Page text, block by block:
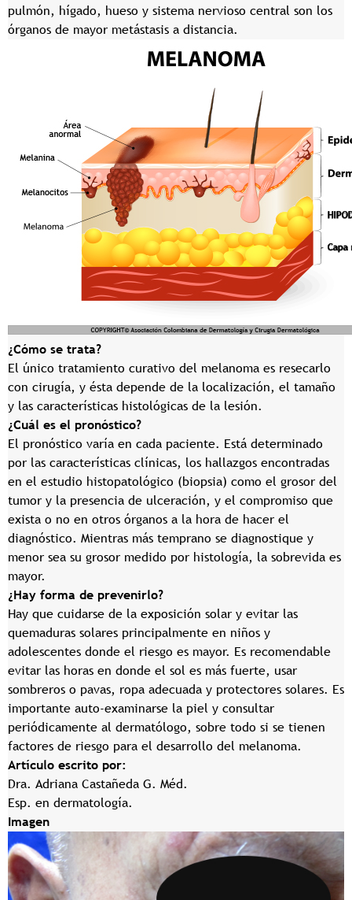
pulmón, hígado, hueso y sistema nervioso central son los
órganos de mayor metástasis a distancia.
¿Cómo se trata?
El único tratamiento curativo del melanoma es resecarlo
con cirugía, y ésta depende de la localización, el tamaño
y las características histológicas de la lesión.
¿Cuál es el pronóstico?
El pronóstico varía en cada paciente. Está determinado
por las características clínicas, los hallazgos encontradas
en el estudio histopatológico (biopsia) como el grosor del
tumor y la presencia de ulceración, y el compromiso que
exista o no en otros órganos a la hora de hacer el
diagnóstico. Mientras más temprano se diagnostique y
menor sea su grosor medido por histología, la sobrevida es
mayor.
¿Hay forma de prevenirlo?
Hay que cuidarse de la exposición solar y evitar las
quemaduras solares principalmente en niños y
adolescentes donde el riesgo es mayor. Es recomendable
evitar las horas en donde el sol es más fuerte, usar
sombreros o pavas, ropa adecuada y protectores solares. Es
importante auto-examinarse la piel y consultar
periódicamente al dermatólogo, sobre todo si se tienen
factores de riesgo para el desarrollo del melanoma.
Artículo escrito por:
Dra. Adriana Castañeda G. Méd.
Esp. en dermatología.
Imagen